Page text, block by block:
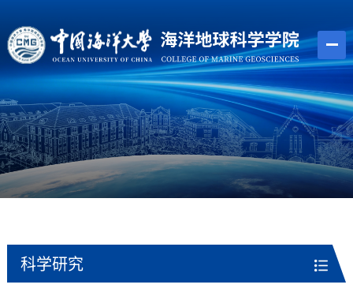
科学研究